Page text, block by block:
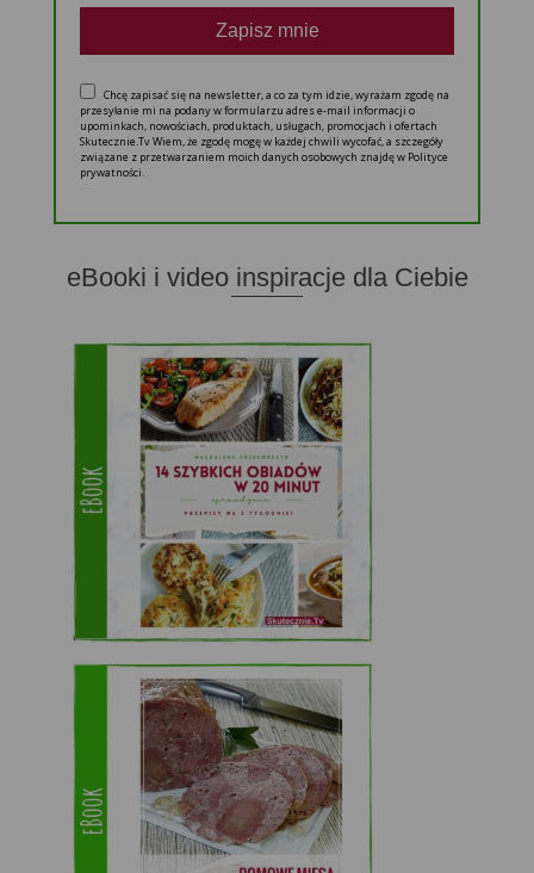
Zapisz mnie
Chcę zapisać się na newsletter, a co za tym idzie, wyrażam zgodę na
przesyłanie mi na podany w formularzu adres e-mail informacji o
upominkach, nowościach, produktach, usługach, promocjach i ofertach
Skutecznie.Tv Wiem, że zgodę mogę w każdej chwili wycofać, a szczegóły
związane z przetwarzaniem moich danych osobowych znajdę w Polityce
prywatności.
eBooki i video inspiracje dla Ciebie